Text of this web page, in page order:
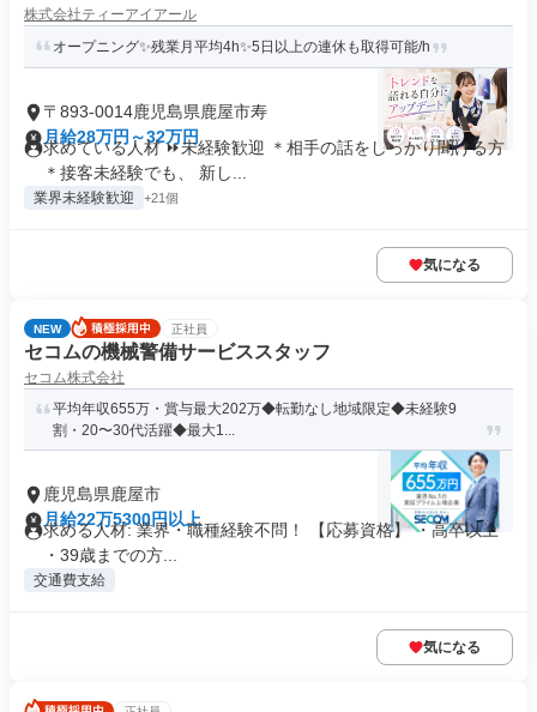
株式会社ティーアイアール
オープニング✨残業月平均4h✨5日以上の連休も取得可能/h
〒893-0014鹿児島県鹿屋市寿
月給28万円～32万円
求めている人材 ⏩未経験歓迎 ＊相手の話をしっかり聞ける方
＊接客未経験でも、 新し...
業界未経験歓迎 +21個
気になる
NEW 正社員
セコムの機械警備サービススタッフ
セコム株式会社
平均年収655万・賞与最大202万◆転勤なし地域限定◆未経験9
割・20〜30代活躍◆最大1...
鹿児島県鹿屋市
月給22万5300円以上
求める人材: 業界・職種経験不問！ 【応募資格】 ・高卒以上
・39歳までの方...
交通費支給
気になる